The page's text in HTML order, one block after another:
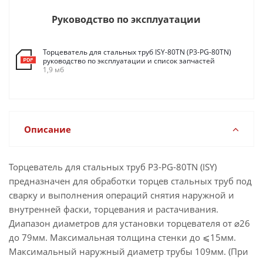
Руководство по эксплуатации
Торцеватель для стальных труб ISY-80TN (P3-PG-80TN)
руководство по эксплуатации и список запчастей
1,9 мб
Описание
Торцеватель для стальных труб P3-PG-80TN (ISY)
предназначен для обработки торцев стальных труб под
сварку и выполнения операций снятия наружной и
внутренней фаски, торцевания и растачивания.
Диапазон диаметров для установки торцевателя от ⌀26
до 79мм. Максимальная толщина стенки до ⩽15мм.
Максимальный наружный диаметр трубы 109мм. (При